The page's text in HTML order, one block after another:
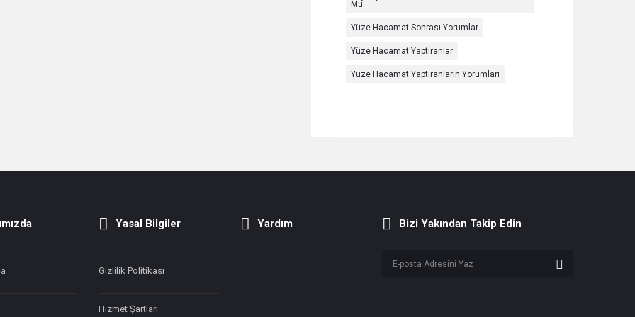
Mu
Yüze Hacamat Sonrası Yorumlar
Yüze Hacamat Yaptıranlar
Yüze Hacamat Yaptıranların Yorumları
Yasal Bilgiler
Gizlilik Politikası
Hizmet Şartları
Yardım Bizi Yakından Takip Edin